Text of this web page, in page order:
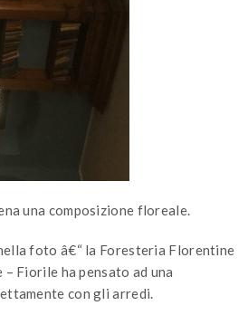
una composizione floreale.
foto â€“ la Foresteria Florentine
Fiorile ha pensato ad una
con gli arredi.